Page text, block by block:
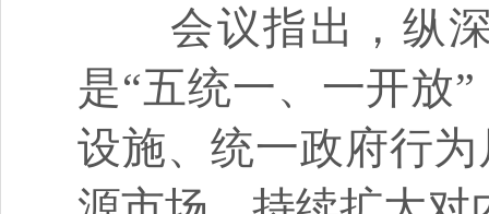
会议指出，纵深
是“五统一、一开放
设施、统一政府行